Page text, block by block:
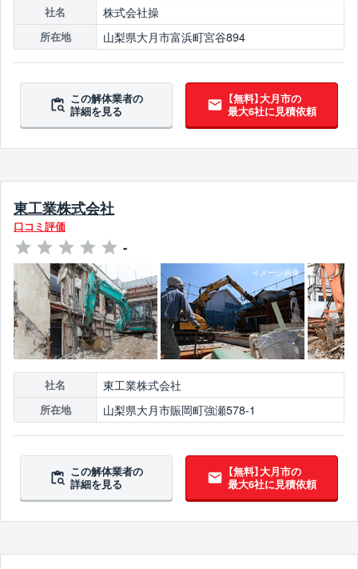
社名 株式会社操
所在地 山梨県大月市富浜町宮谷894
この解体業者の
詳細を見る
【無料】大月市の
最大6社に見積依頼
東工業株式会社
口コミ評価
-
社名 東工業株式会社
所在地 山梨県大月市賑岡町強瀬578-1
この解体業者の
詳細を見る
【無料】大月市の
最大6社に見積依頼